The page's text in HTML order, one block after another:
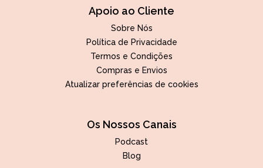
Apoio ao Cliente
Sobre Nós
Política de Privacidade
Termos e Condições
Compras e Envios
Atualizar preferências de cookies
Os Nossos Canais
Podcast
Blog